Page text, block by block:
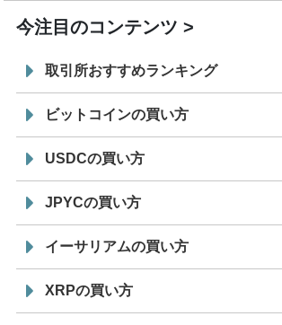
今注目のコンテンツ
取引所おすすめランキング
ビットコインの買い方
USDCの買い方
JPYCの買い方
イーサリアムの買い方
XRPの買い方